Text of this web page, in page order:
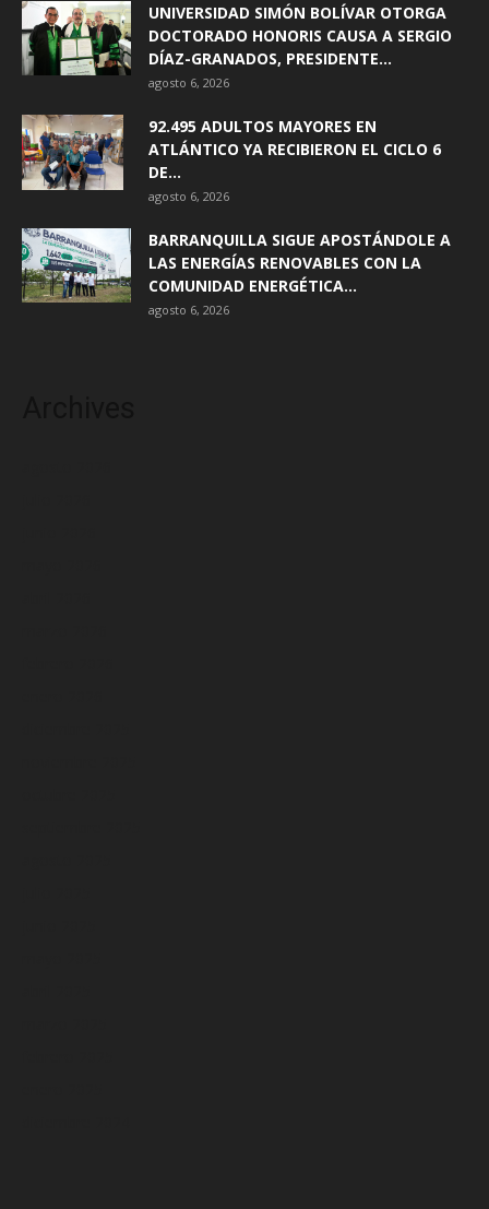
UNIVERSIDAD SIMÓN BOLÍVAR OTORGA
DOCTORADO HONORIS CAUSA A SERGIO
DÍAZ-GRANADOS, PRESIDENTE...
agosto 6, 2026
92.495 ADULTOS MAYORES EN
ATLÁNTICO YA RECIBIERON EL CICLO 6
DE...
agosto 6, 2026
BARRANQUILLA SIGUE APOSTÁNDOLE A
LAS ENERGÍAS RENOVABLES CON LA
COMUNIDAD ENERGÉTICA...
agosto 6, 2026